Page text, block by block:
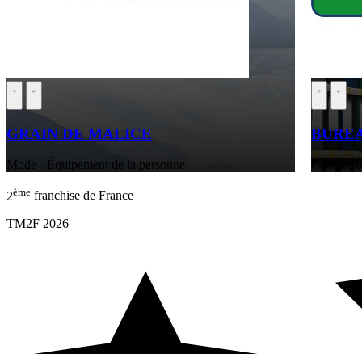
GRAIN DE MALICE
Mode - Équipement de la personne
2ème franchise de France
TM2F 2026